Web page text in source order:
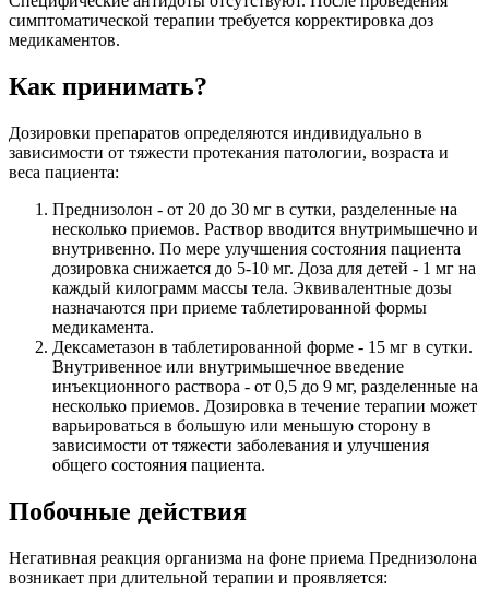
симптоматической терапии требуется корректировка доз
медикаментов.
Как принимать?
Дозировки препаратов определяются индивидуально в
зависимости от тяжести протекания патологии, возраста и
веса пациента:
Преднизолон - от 20 до 30 мг в сутки, разделенные на
несколько приемов. Раствор вводится внутримышечно и
внутривенно. По мере улучшения состояния пациента
дозировка снижается до 5-10 мг. Доза для детей - 1 мг на
каждый килограмм массы тела. Эквивалентные дозы
назначаются при приеме таблетированной формы
медикамента.
Дексаметазон в таблетированной форме - 15 мг в сутки.
Внутривенное или внутримышечное введение
инъекционного раствора - от 0,5 до 9 мг, разделенные на
несколько приемов. Дозировка в течение терапии может
варьироваться в большую или меньшую сторону в
зависимости от тяжести заболевания и улучшения
общего состояния пациента.
Побочные действия
Негативная реакция организма на фоне приема Преднизолона
возникает при длительной терапии и проявляется: